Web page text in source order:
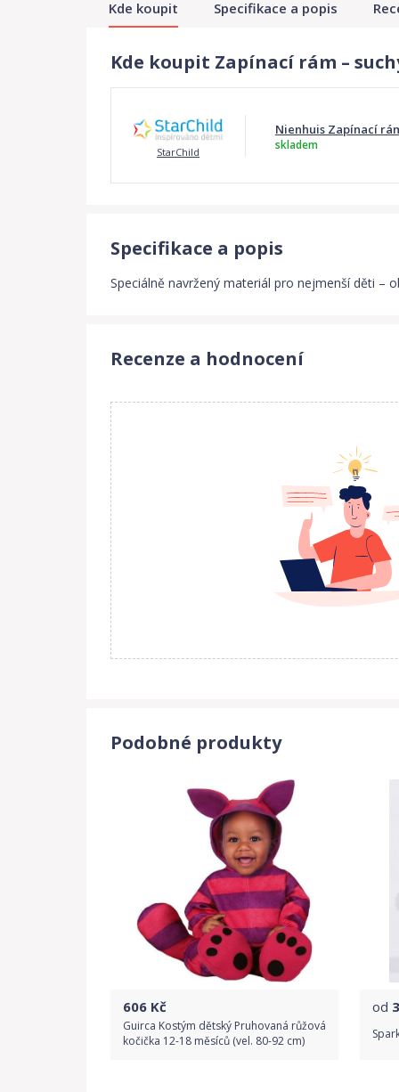
Kde koupit Specifikace a popis
Kde koupit Zapínací rám –
StarChild
Nienhuis Zapínací
skladem
Specifikace a popis
Speciálně navržený materiál pro nejmenší děti –
Recenze a hodnocení
Podobné produkty
606 Kč
Guirca Kostým dětský Pruhovaná růžová
kočička 12-18 měsíců (vel. 80-92 cm)
od